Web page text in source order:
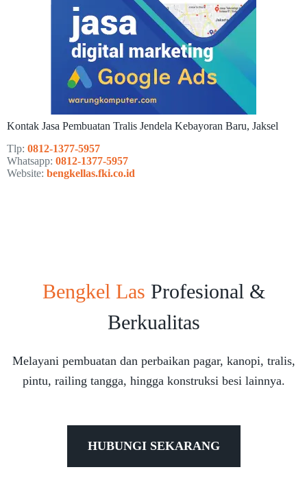
Kontak Jasa Pembuatan Tralis Jendela Kebayoran Baru, Jaksel
Tlp: 0812-1377-5957
Whatsapp: 0812-1377-5957
Website: bengkellas.fki.co.id
Bengkel Las Profesional &
Berkualitas
Melayani pembuatan dan perbaikan pagar, kanopi, tralis,
pintu, railing tangga, hingga konstruksi besi lainnya.
HUBUNGI SEKARANG